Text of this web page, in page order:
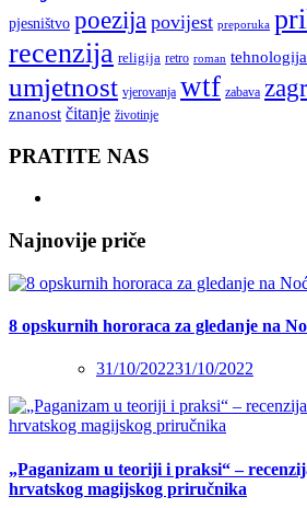
pjesništvo poezija povijest preporuka
recenzija religija retro roman tehnologija
umjetnost vjerovanja wtf zabava
znanost čitanje životinje
PRATITE NAS
Najnovije priče
8 opskurnih hororaca za gledanje na
31/10/202231/10/2022
„Paganizam u teoriji i praksi“ –
hrvatskog magijskog priručnika